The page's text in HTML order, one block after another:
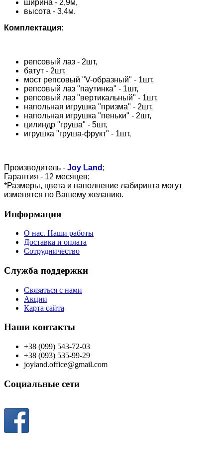
ширина - 2,9м,
высота - 3,4м.
Комплектация:
репсовый лаз - 2шт,
батут - 2шт,
мост репсовый "V-образный" - 1шт,
репсовый лаз "паутинка" - 1шт,
репсовый лаз "вертикальный" - 1шт,
напольная игрушка "призма" - 2шт,
напольная игрушка "пеньки" - 2шт,
цилиндр "груша" - 5шт,
игрушка "груша-фрукт" - 1шт,
Производитель - Joy Land ;
Гарантия - 12 месяцев;
*Размеры, цвета и наполнение лабиринта могут
изменятся по Вашему желанию.
Информация
О нас. Наши работы
Доставка и оплата
Сотрудничество
Служба поддержки
Связаться с нами
Акции
Карта сайта
Наши контакты
+38 (099) 543-72-03
+38 (093) 535-99-29
joyland.office@gmail.com
Социальные сети